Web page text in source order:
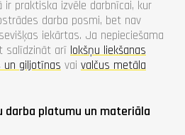
ir praktiska izvēle darbnīcai, kur
darba posmi, bet nav
iekārtas. Ja nepieciešama
salīdzināt arī lokšņu liekšanas
un giljotīnas vai valčus metāla
darba platumu un materiāla